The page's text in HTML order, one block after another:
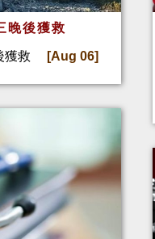
三晚後獲救
獲救 [Aug 06]